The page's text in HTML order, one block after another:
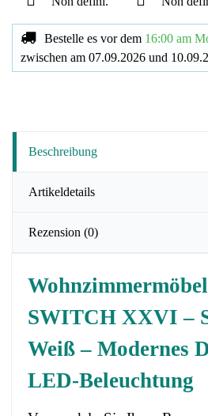
Bestelle es vor dem 16:00 am
zwischen am 07.09.2026 und
Beschreibung
Artikeldetails
Rezension (0)
SWITCH XXVI –
Weiß – Modernes
LED-Beleuchtung